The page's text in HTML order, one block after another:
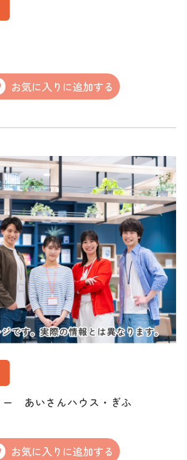
お気に入りに追加する
ー あいさんハウス・ぎふ
お気に入りに追加する